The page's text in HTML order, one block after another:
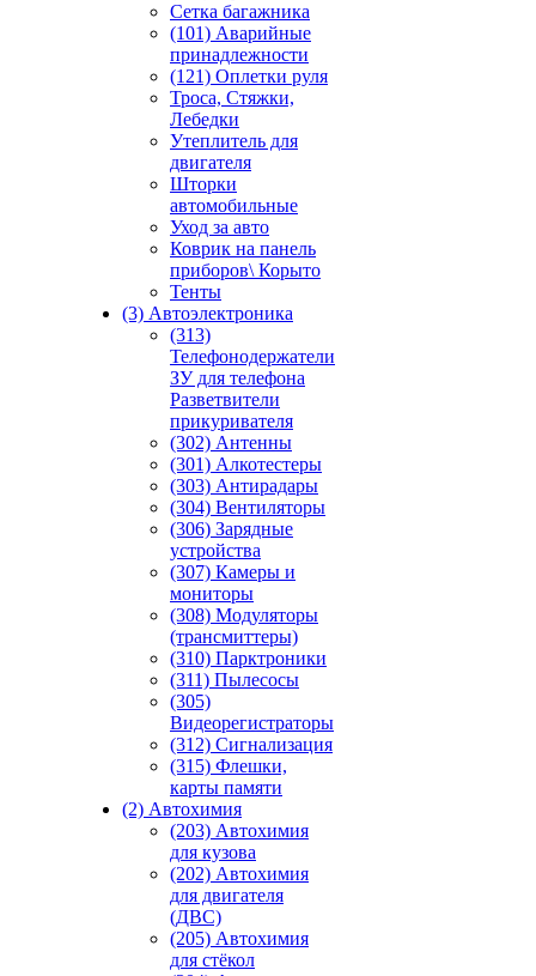
Сетка багажника
(101) Аварийные
принадлежности
(121) Оплетки руля
Троса, Стяжки,
Лебедки
Утеплитель для
двигателя
Шторки
автомобильные
Уход за авто
Коврик на панель
приборов\ Корыто
Тенты
(3) Автоэлектроника
(313)
Телефонодержатели
ЗУ для телефона
Разветвители
прикуривателя
(302) Антенны
(301) Алкотестеры
(303) Антирадары
(304) Вентиляторы
(306) Зарядные
устройства
(307) Камеры и
мониторы
(308) Модуляторы
(трансмиттеры)
(310) Парктроники
(311) Пылесосы
(305)
Видеорегистраторы
(312) Сигнализация
(315) Флешки,
карты памяти
(2) Автохимия
(203) Автохимия
для кузова
(202) Автохимия
для двигателя
(ДВС)
(205) Автохимия
для стёкол